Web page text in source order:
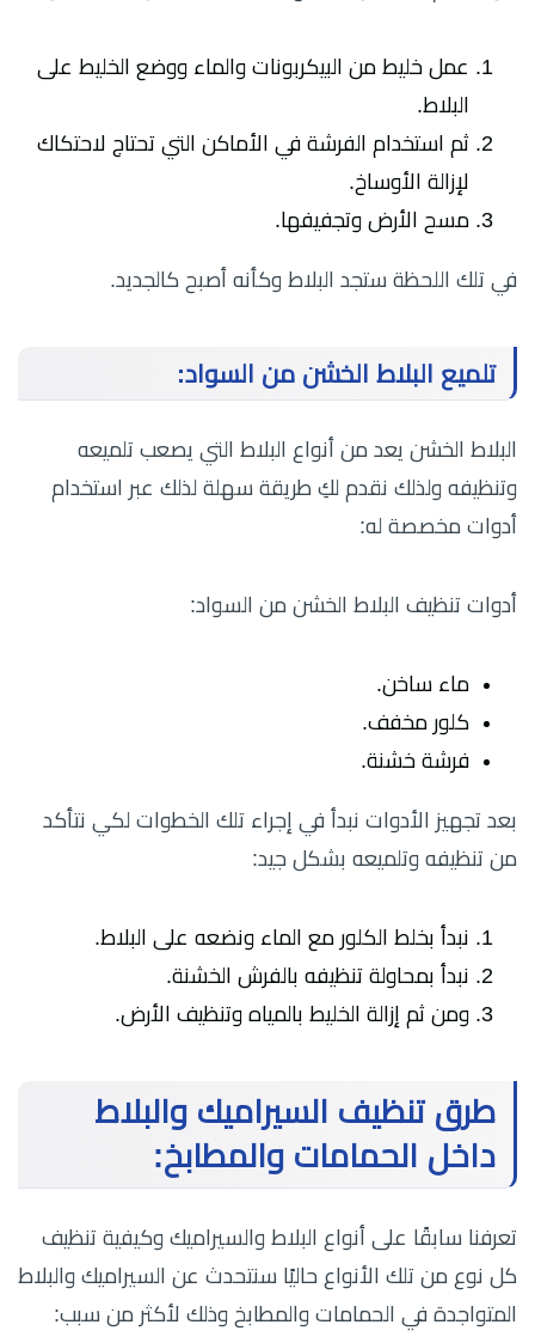
عمل خليط من البيكربونات والماء ووضع الخليط على
البلاط.
ثم استخدام الفرشة في الأماكن التي تحتاج لاحتكاك
لإزالة الأوساخ.
مسح الأرض وتجفيفها.
في تلك اللحظة ستجد البلاط وكأنه أصبح كالجديد.
تلميع البلاط الخشن من السواد:
البلاط الخشن يعد من أنواع البلاط التي يصعب تلميعه
وتنظيفه ولذلك نقدم لكِ طريقة سهلة لذلك عبر استخدام
أدوات مخصصة له:
أدوات تنظيف البلاط الخشن من السواد:
ماء ساخن.
كلور مخفف.
فرشة خشنة.
بعد تجهيز الأدوات نبدأ في إجراء تلك الخطوات لكي نتأكد
من تنظيفه وتلميعه بشكل جيد:
نبدأ بخلط الكلور مع الماء ونضعه على البلاط.
نبدأ بمحاولة تنظيفه بالفرش الخشنة.
ومن ثم إزالة الخليط بالمياه وتنظيف الأرض.
طرق تنظيف السيراميك والبلاط
داخل الحمامات والمطابخ:
تعرفنا سابقًا على أنواع البلاط والسيراميك وكيفية تنظيف
كل نوع من تلك الأنواع حاليًا سنتحدث عن السيراميك والبلاط
المتواجدة في الحمامات والمطابخ وذلك لأكثر من سبب: